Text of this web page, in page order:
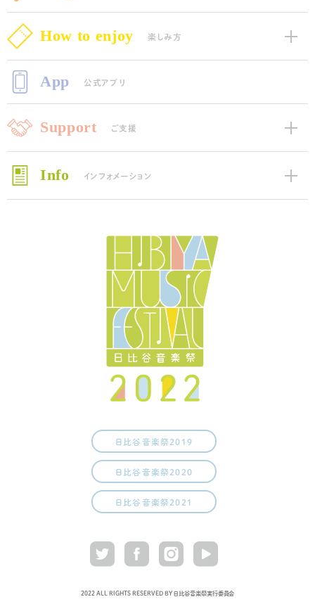
How to enjoy 楽しみ方
App 公式アプリ
Support ご支援
Info インフォメーション
日比谷音楽祭2019
日比谷音楽祭2020
日比谷音楽祭2021
2022 ALL RIGHTS RESERVED BY 日比谷音楽祭実行委員会